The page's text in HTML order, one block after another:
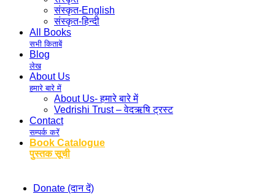
संस्कृत-English
संस्कृत-हिन्दी
All Books
सभी किताबें
Blog
लेख
About Us
हमारे बारे में
About Us- हमारे बारे में
Vedrishi Trust – वेदऋषि ट्रस्ट
Contact
सम्पर्क करें
Book Catalogue
पुस्तक सूची
Donate (दान दें)